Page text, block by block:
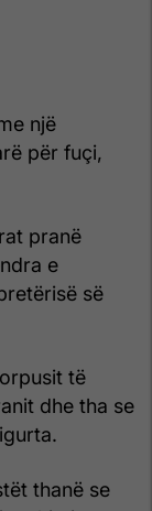
një
për fuçi,
pranë
e
së
të
dhe tha se
thanë se